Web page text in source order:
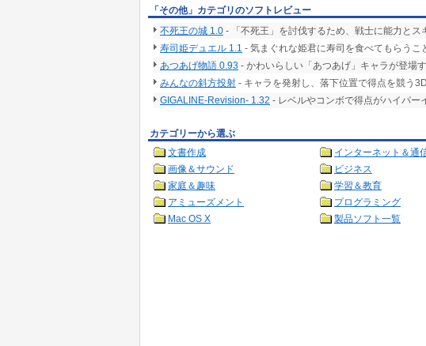
「その他」カテゴリのソフトレビュー
不死王の城 1.0 - 「不死王」を討伐するため、戦士に能力と
寿司姫デュエル 1.1 - 気まぐれな姫君に寿司を食べてもらうこ
あつあげ物語 0.93 - かわいらしい「あつあげ」キャラが登場
みんなの斜方投射 - キャラを発射し、落下位置で得点を競う
GIGALINE-Revision- 1.32 - レベルやコンボで得点がハイパー
カテゴリーから選ぶ
文書作成
インターネット＆通
画像＆サウンド
ビジネス
家庭＆趣味
学習＆教育
アミューズメント
プログラミング
Mac OS X
製品ソフト一覧